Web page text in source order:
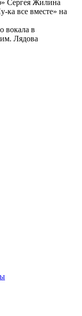
Сергея Жилина
ка все вместе» на
вокала в
Лядова